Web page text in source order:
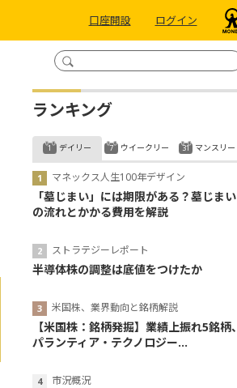
口座開設 ログイン
ランキング
デイリー
マネックス人生100年デザイン
「墓じまい」には期限がある？墓じまい
の流れとかかる費用を解説
ストラテジーレポート
半導体株の調整は底値をつけたか
米国株、業界動向と銘柄解説
【米国株：銘柄発掘】業績上振れ5銘柄、
パランティア・テクノロジー...
市況概況
ウイークリー マンスリー